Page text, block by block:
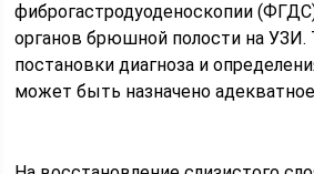
фиброгастродуоденоскопии
органов брюшной полости на УЗИ.
постановки диагноза и
может быть назначено